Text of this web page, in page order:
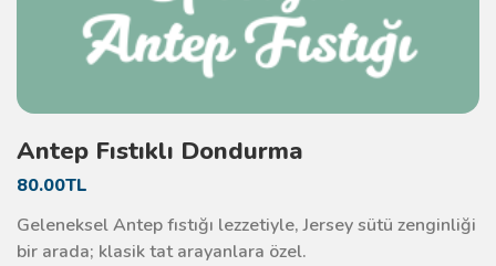
Antep Fıstıklı Dondurma
80.00TL
Geleneksel Antep fıstığı lezzetiyle, Jersey sütü zenginliği
bir arada; klasik tat arayanlara özel.